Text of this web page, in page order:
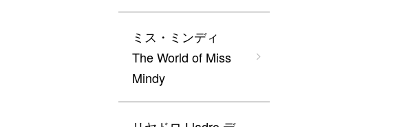
ミス・ミンディ
The World of Miss
Mindy